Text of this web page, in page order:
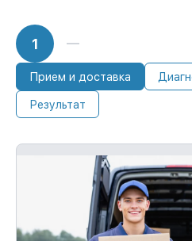
1
Прием и доставка
Результат